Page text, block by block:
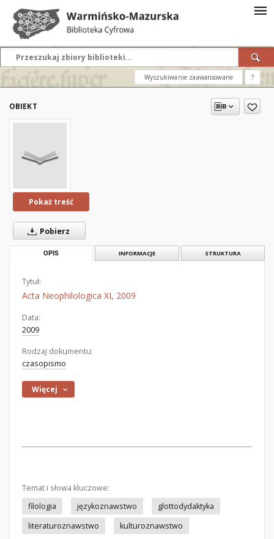
Wyszukiwanie zaawansowane ?
OBIEKT
Pokaż treść
Pobierz
OPIS INFORMACJE STRUKTURA
Tytuł:
Acta Neophilologica XI, 2009
Data:
2009
Rodzaj dokumentu:
czasopismo
Więcej
Temat i słowa kluczowe:
filologia
językoznawstwo
glottodydaktyka
literaturoznawstwo
kulturoznawstwo